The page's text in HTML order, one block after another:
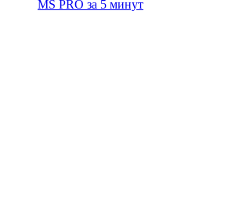
MS PRO за 5 минут